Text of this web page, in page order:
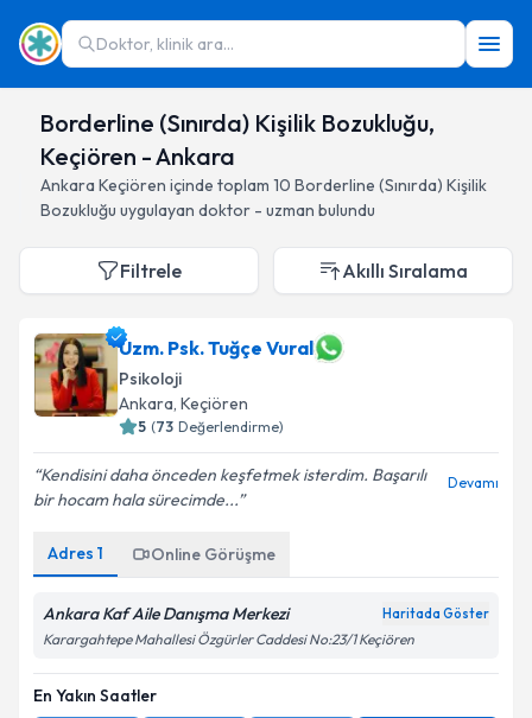
Doktor, klinik ara...
Borderline (Sınırda) Kişilik Bozukluğu,
Keçiören - Ankara
Ankara Keçiören içinde toplam 10 Borderline (Sınırda) Kişilik
Bozukluğu uygulayan doktor - uzman bulundu
Filtrele Akıllı Sıralama
Uzm. Psk. Tuğçe Vural
Psikoloji
Ankara, Keçiören
5 (73 Değerlendirme)
Kendisini daha önceden keşfetmek isterdim. Başarılı
bir hocam hala sürecimde...
Devamı
Adres 1 Online Görüşme
Ankara Kaf Aile Danışma Merkezi Haritada Göster
Karargahtepe Mahallesi Özgürler Caddesi No:23/1 Keçiören
En Yakın Saatler